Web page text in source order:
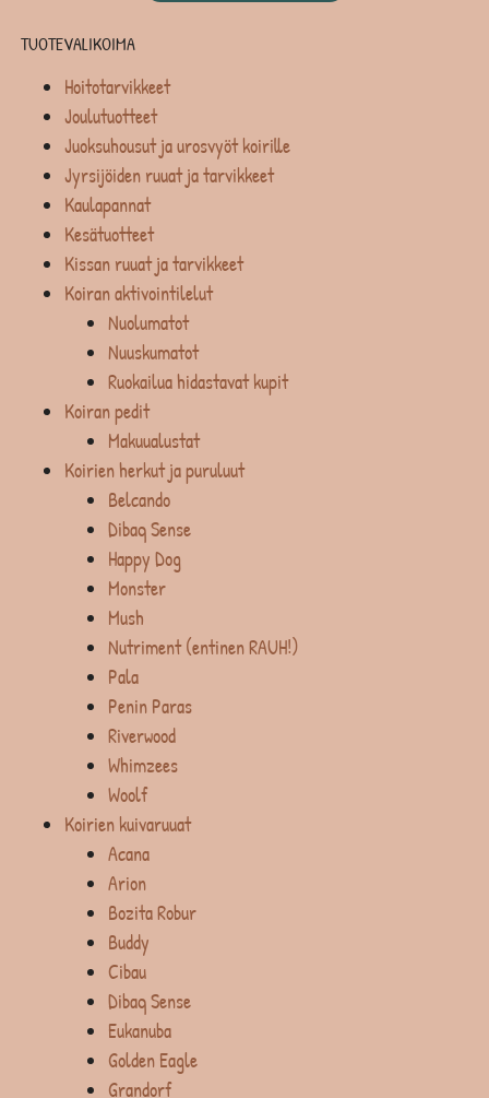
TUOTEVALIKOIMA
Hoitotarvikkeet
Joulutuotteet
Juoksuhousut ja urosvyöt koirille
Jyrsijöiden ruuat ja tarvikkeet
Kaulapannat
Kesätuotteet
Kissan ruuat ja tarvikkeet
Koiran aktivointilelut
Nuolumatot
Nuuskumatot
Ruokailua hidastavat kupit
Koiran pedit
Makuualustat
Koirien herkut ja puruluut
Belcando
Dibaq Sense
Happy Dog
Monster
Mush
Nutriment (entinen RAUH!)
Pala
Penin Paras
Riverwood
Whimzees
Woolf
Koirien kuivaruuat
Acana
Arion
Bozita Robur
Buddy
Cibau
Dibaq Sense
Eukanuba
Golden Eagle
Grandorf